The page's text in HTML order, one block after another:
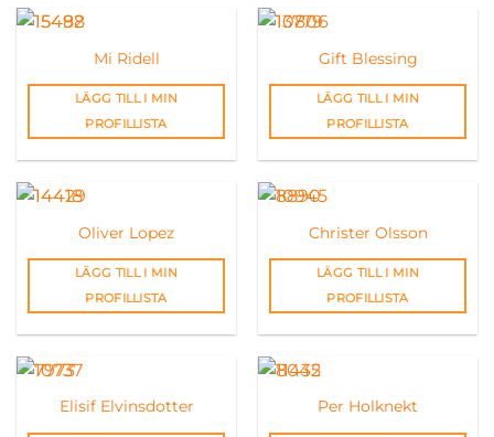
Mi Ridell
LÄGG TILL I MIN
PROFILLISTA
Gift Blessing
LÄGG TILL I MIN
PROFILLISTA
Oliver Lopez
LÄGG TILL I MIN
PROFILLISTA
Christer Olsson
LÄGG TILL I MIN
PROFILLISTA
Elisif Elvinsdotter Per Holknekt